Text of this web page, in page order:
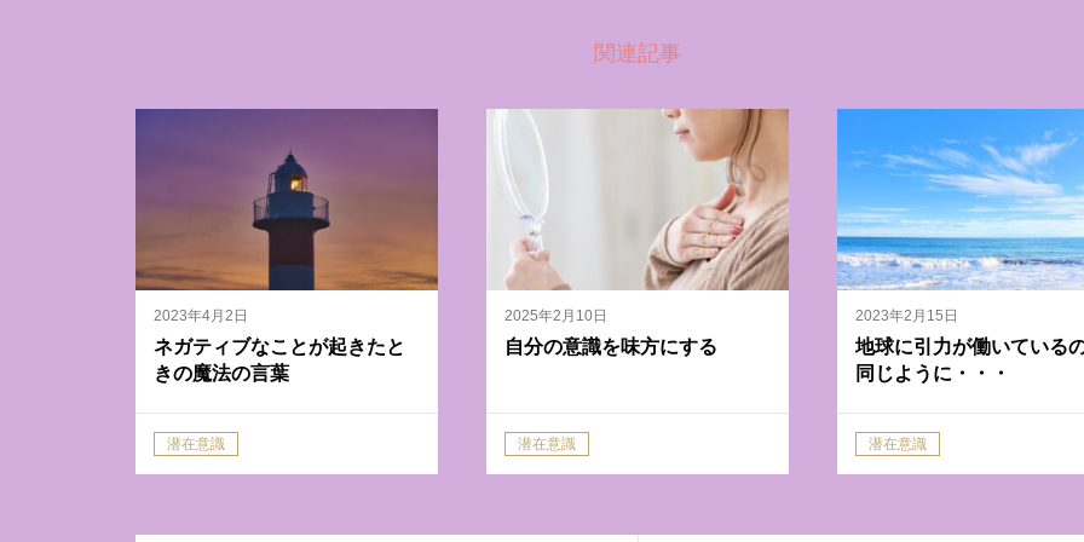
関連記事
2023年4月2日
ネガティブなことが起きたと
きの魔法の言葉
潜在意識
2025年2月10日
自分の意識を味方にする
潜在意識
2023年2月15日
地球に引力が働いている
同じように・・・
潜在意識